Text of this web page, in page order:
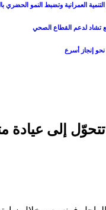
العمرانية وتضبط النمو الحضري
تشاد لدعم القطاع الصحي
نحو إنجاز أسرع
إلى عيادة